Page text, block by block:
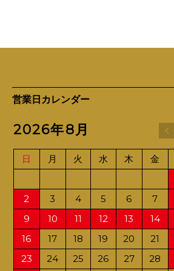
営業日カレンダー
2026年8月
日 月 火 水 木 金
2
3 4 5 6 7
9
10 11 12 13 14
16
17 18 19 20 21
23
24 25 26 27 28